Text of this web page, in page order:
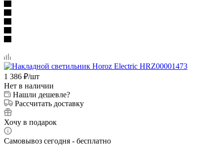
1 386 ₽/шт
Нет в наличии
Нашли дешевле?
Рассчитать доставку
Хочу в подарок
Самовывоз сегодня - бесплатно